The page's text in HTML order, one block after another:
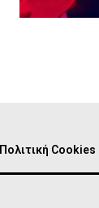
Πολιτική Cookies